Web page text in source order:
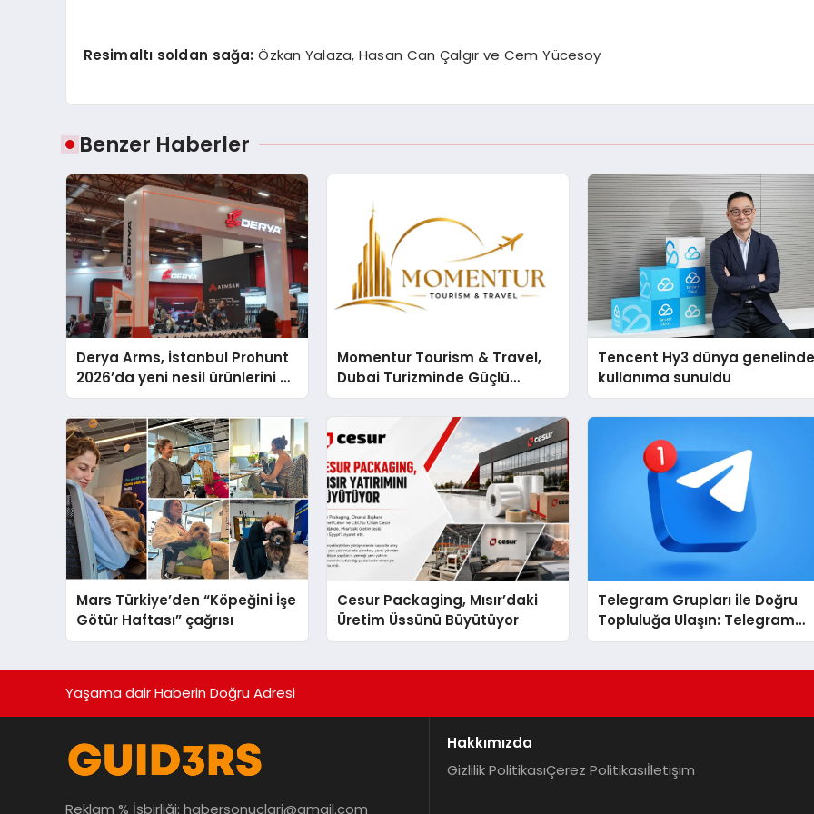
Resimaltı soldan sağa: Özkan Yalaza, Hasan Can Çalgır ve Cem Yücesoy
Benzer Haberler
Derya Arms, İstanbul Prohunt
2026’da yeni nesil ürünlerini ve
global marka vizyonunu
sergiledi
Momentur Tourism & Travel,
Dubai Turizminde Güçlü
Operasyon Ağıyla Fark
Tencent Hy3 dünya
kullanıma sunuldu
Mars Türkiye’den “Köpeğini İşe
Götür Haftası” çağrısı
Cesur Packaging, Mısır’daki
Üretim Üssünü Büyütüyor
Telegram Grupları ile Doğru
Topluluğa Ulaşın: Telegram
Grup Arayanların İşini
Yaşama dair Haberin Doğru Adresi
Reklam % İşbirliği: habersonuclari@gmail.com
Hakkımızda
Gizlilik PolitikasıÇerez Politikasıİletişim